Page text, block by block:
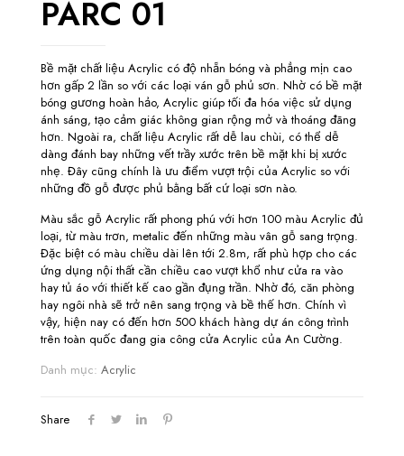
PARC 01
Bề mặt chất liệu Acrylic có độ nhẵn bóng và phẳng mịn cao
hơn gấp 2 lần so với các loại ván gỗ phủ sơn. Nhờ có bề mặt
bóng gương hoàn hảo, Acrylic giúp tối đa hóa việc sử dụng
ánh sáng, tạo cảm giác không gian rộng mở và thoáng đãng
hơn. Ngoài ra, chất liệu Acrylic rất dễ lau chùi, có thể dễ
dàng đánh bay những vết trầy xước trên bề mặt khi bị xước
nhẹ. Đây cũng chính là ưu điểm vượt trội của Acrylic so với
những đồ gỗ được phủ bằng bất cứ loại sơn nào.
Màu sắc gỗ Acrylic rất phong phú với hơn 100 màu Acrylic đủ
loại, từ màu trơn, metalic đến những màu vân gỗ sang trọng.
Đặc biệt có màu chiều dài lên tới 2.8m, rất phù hợp cho các
ứng dụng nội thất cần chiều cao vượt khổ như cửa ra vào
hay tủ áo với thiết kế cao gần đụng trần. Nhờ đó, căn phòng
hay ngôi nhà sẽ trở nên sang trọng và bề thế hơn. Chính vì
vậy, hiện nay có đến hơn 500 khách hàng dự án công trình
trên toàn quốc đang gia công cửa Acrylic của An Cường.
Danh mục: Acrylic
Share